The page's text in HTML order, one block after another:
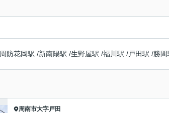
周防花岡駅 /新南陽駅 /生野屋駅 /福川駅 /戸田駅 /勝間
周南市大字戸田